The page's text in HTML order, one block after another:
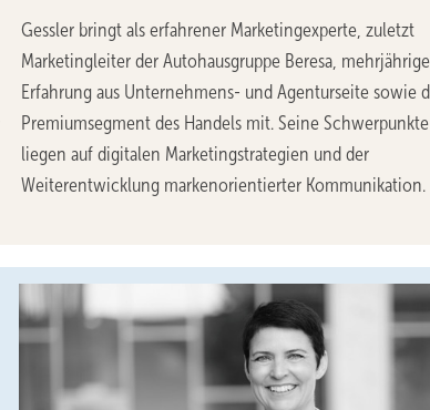
Gessler bringt als erfahrener Marketingexperte, zuletzt
Marketingleiter der Autohausgruppe Beresa, mehrjährige
Erfahrung aus Unternehmens- und Agenturseite sowie
Premiumsegment des Handels mit. Seine Schwerpunkte
liegen auf digitalen Marketingstrategien und der
Weiterentwicklung markenorientierter Kommunikation.